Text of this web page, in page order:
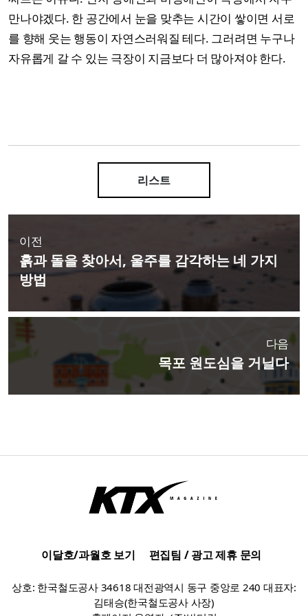
만나야겠다. 한 공간에서 눈을 맞추는 시간이 쌓이면 서로
를 향해 웃는 행동이 자연스러워질 테다. 그러려면 누구나
자유롭게 갈 수 있는 극장이 지금보다 더 많아져야 한다.
리스트
이전
흙과 돌을 찾아서, 울주를 감각하는 네 가지
방법
다음
목포 원도심을 거닐다
이달호/과월호 보기 편집팀 / 광고 제휴 문의
상호: 한국철도공사 34618 대전광역시 동구 중앙로 240 대표자:
김태승(한국철도공사 사장)